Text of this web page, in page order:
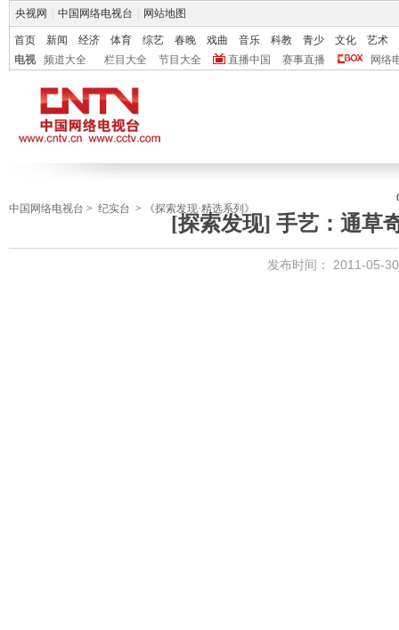
央视网 中国网络电视台 网站地图
首页 新闻 经济 体育 综艺 春晚 戏曲 音乐 科教 青少 文化
艺术
电视
频道大全 栏目大全 节目大全 直播中国 赛事直播 网络
中国网络电视台 > 纪实台 > 《探索发现·精选系列》
[探索发现] 手艺：通草
发布时间： 2011-05-